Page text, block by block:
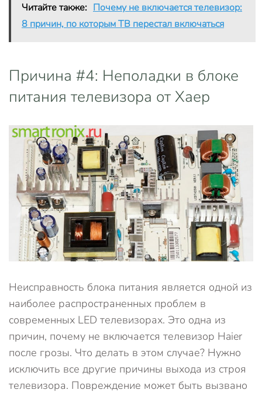
Читайте также: Почему не включается телевизор:
8 причин, по которым ТВ перестал включаться
Причина #4: Неполадки в блоке
питания телевизора от Хаер
Неисправность блока питания является одной из
наиболее распространенных проблем в
современных LED телевизорах. Это одна из
причин, почему не включается телевизор Haier
после грозы. Что делать в этом случае? Нужно
исключить все другие причины выхода из строя
телевизора. Повреждение может быть вызвано